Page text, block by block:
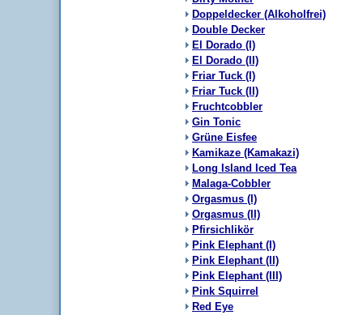
Doppeldecker (Alkoholfrei)
Double Decker
El Dorado (I)
El Dorado (II)
Friar Tuck (I)
Friar Tuck (II)
Fruchtcobbler
Gin Tonic
Grüne Eisfee
Kamikaze (Kamakazi)
Long Island Iced Tea
Malaga-Cobbler
Orgasmus (I)
Orgasmus (II)
Pfirsichlikör
Pink Elephant (I)
Pink Elephant (II)
Pink Elephant (III)
Pink Squirrel
Red Eye